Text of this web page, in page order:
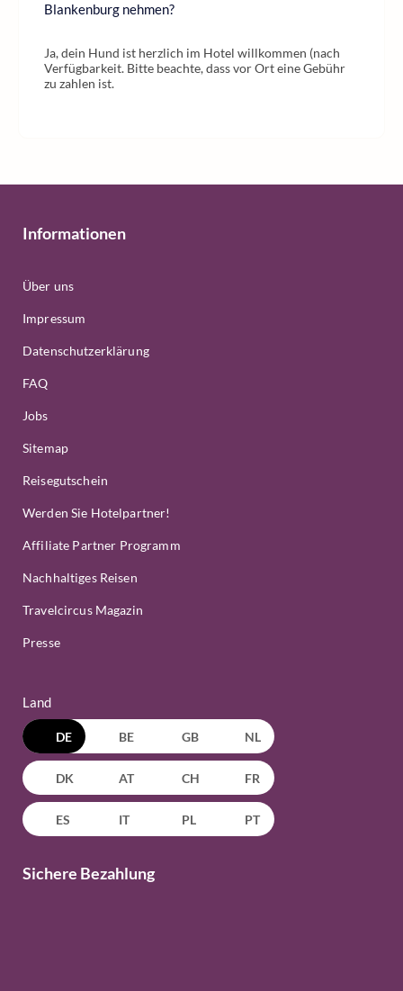
Blankenburg nehmen?
Ja, dein Hund ist herzlich im Hotel willkommen (nach
Verfügbarkeit. Bitte beachte, dass vor Ort eine Gebühr
zu zahlen ist.
Informationen
Über uns
Impressum
Datenschutzerklärung
FAQ
Jobs
Sitemap
Reisegutschein
Werden Sie Hotelpartner!
Affiliate Partner Programm
Nachhaltiges Reisen
Travelcircus Magazin
Presse
Land
DE BE GB NL
DK AT CH FR
ES IT PL PT
Sichere Bezahlung